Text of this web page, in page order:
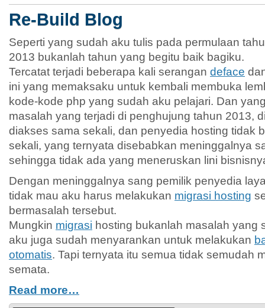
Re-Build Blog
Seperti yang sudah aku tulis pada permulaan
2013 bukanlah tahun yang begitu baik bagiku.
Tercatat terjadi beberapa kali serangan deface
ini yang memaksaku untuk kembali membuka
kode-kode php yang sudah aku pelajari. Dan
masalah yang terjadi di penghujung tahun 2013,
diakses sama sekali, dan penyedia hosting tidak
sekali, yang ternyata disebabkan meninggalnya
sehingga tidak ada yang meneruskan lini
Dengan meninggalnya sang pemilik penyedia
tidak mau aku harus melakukan migrasi hosting
bermasalah tersebut.
Mungkin migrasi hosting bukanlah masalah yang
aku juga sudah menyarankan untuk melakukan
otomatis. Tapi ternyata itu semua tidak semudah
semata.
Read more…